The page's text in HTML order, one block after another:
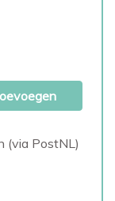
(via PostNL)